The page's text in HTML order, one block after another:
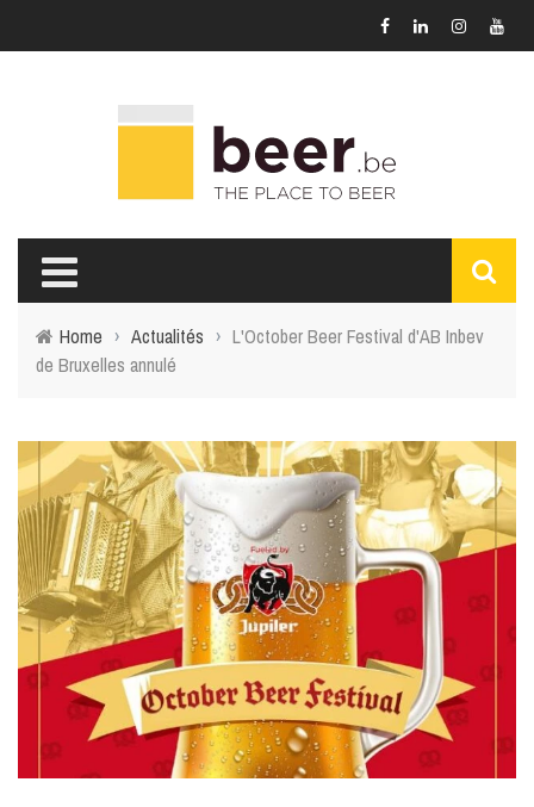
Home › Actualités › L'October Beer Festival d'AB Inbev
de Bruxelles annulé